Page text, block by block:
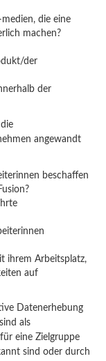
die eine
machen?
der
der
angewandt
beschaffen
ihrem Arbeitsplatz,
auf
Datenerhebung
als
eine Zielgruppe
sind oder durch